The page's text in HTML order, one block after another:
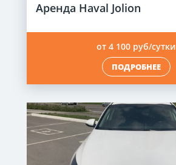
Аренда Haval Jolion
от 4 100 руб/сутки
ПОДРОБНЕЕ